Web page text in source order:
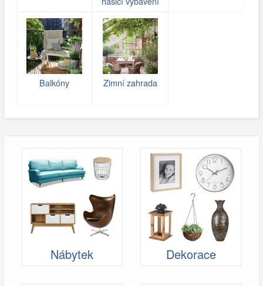
Balkóny Zimní zahrada
Nábytek Dekorace